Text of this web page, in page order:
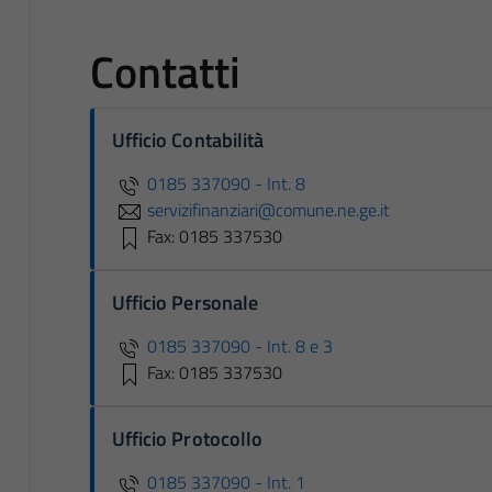
Contatti
Ufficio Contabilità
0185 337090 - Int. 8
servizifinanziari@comune.ne.ge.it
Fax: 0185 337530
Ufficio Personale
0185 337090 - Int. 8 e 3
Fax: 0185 337530
Ufficio Protocollo
0185 337090 - Int. 1